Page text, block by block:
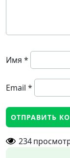
Имя *
Email *
234